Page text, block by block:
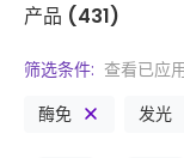
产品 (431)
筛选条件: 查看已应
酶免
发光